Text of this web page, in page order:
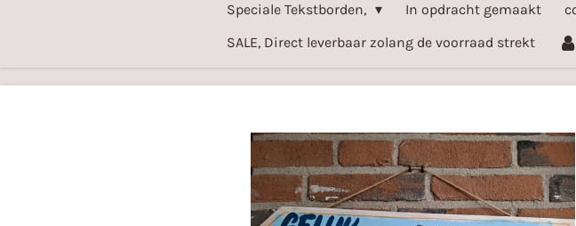
Speciale Tekstborden,
In opdracht gemaakt
SALE, Direct leverbaar zolang de voorraad strekt